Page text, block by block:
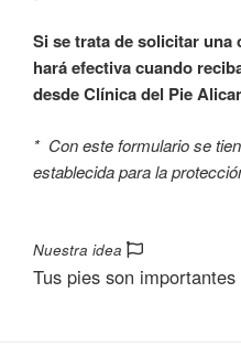
Si se trata de solicitar una
hará efectiva cuando
desde Clínica del Pie
* Con este formulario se
establecida para la
Nuestra idea
Tus pies son importantes